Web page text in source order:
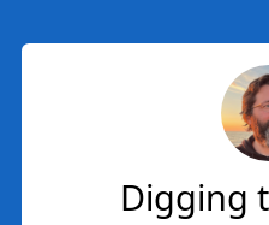
Digging